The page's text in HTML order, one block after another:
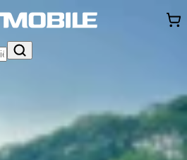
TaySo Sánh Tư vấn Khuyến